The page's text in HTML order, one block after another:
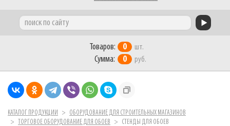
Товаров: 0 шт.
Сумма: 0 руб.
КАТАЛОГ ПРОДУКЦИИ
ОБОРУДОВАНИЕ ДЛЯ СТРОИТЕЛЬНЫХ МАГАЗИНОВ
ТОРГОВОЕ ОБОРУДОВАНИЕ ДЛЯ ОБОЕВ
СТЕНДЫ ДЛЯ ОБОЕВ